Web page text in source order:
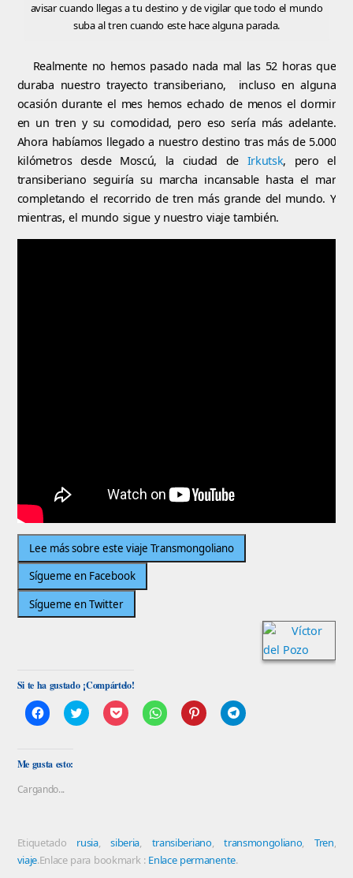
avisar cuando llegas a tu destino y de vigilar que todo el mundo
suba al tren cuando este hace alguna parada.
Realmente no hemos pasado nada mal las 52 horas que
duraba nuestro trayecto transiberiano, incluso en alguna
ocasión durante el mes hemos echado de menos el dormir
en un tren y su comodidad, pero eso sería más adelante.
Ahora habíamos llegado a nuestro destino tras más de 5.000
kilómetros desde Moscú, la ciudad de Irkutsk, pero el
transiberiano seguiría su marcha incansable hasta el mar
completando el recorrido de tren más grande del mundo. Y
mientras, el mundo sigue y nuestro viaje también.
Si te ha gustado ¡Compártelo!
Haz
clic
Facebook
(Se
abre
en
Click
to
Haz
clic
Haz
clic
Haz
clic
Haz
clic
Me gusta esto:
Cargando...
Etiquetado rusia,siberia, transiberiano,transmongoliano, Tren,
viaje.Enlace para bookmark : Enlace permanente.